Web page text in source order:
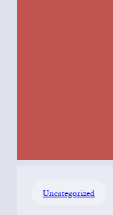
Uncategorized